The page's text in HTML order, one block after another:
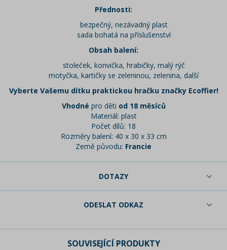
Přednosti:
bezpečný, nezávadný plast
sada bohatá na příslušenství
Obsah balení:
stoleček, konvička, hrabičky, malý rýč
motyčka, kartičky se zeleninou, zelenina, další
Vyberte Vašemu dítku praktickou hračku značky Ecoffier!
Vhodné pro děti od 18 měsíců
Materiál: plast
Počet dílů: 18
Rozměry balení: 40 x 30 x 33 cm
Země původu: Francie
DOTAZY
ODESLAT ODKAZ
SOUVISEJÍCÍ PRODUKTY